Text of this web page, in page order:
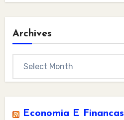
Archives
Economia E Financas